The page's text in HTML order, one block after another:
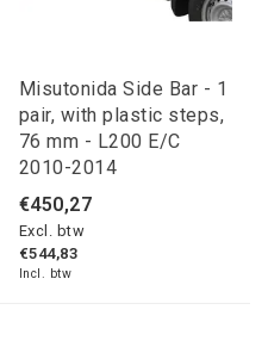
Misutonida Side Bar - 1
pair, with plastic steps,
76 mm - L200 E/C
2010-2014
€450,27
Excl. btw
€544,83
Incl. btw